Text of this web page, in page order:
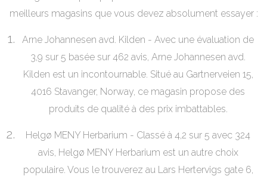
meilleurs magasins que vous devez absolument essayer :
Arne Johannesen avd. Kilden - Avec une évaluation de
3,9 sur 5 basée sur 462 avis, Arne Johannesen avd.
Kilden est un incontournable. Situé au Gartnerveien 15,
4016 Stavanger, Norway, ce magasin propose des
produits de qualité à des prix imbattables.
Helgø MENY Herbarium - Classé à 4,2 sur 5 avec 324
avis, Helgø MENY Herbarium est un autre choix
populaire. Vous le trouverez au Lars Hertervigs gate 6,